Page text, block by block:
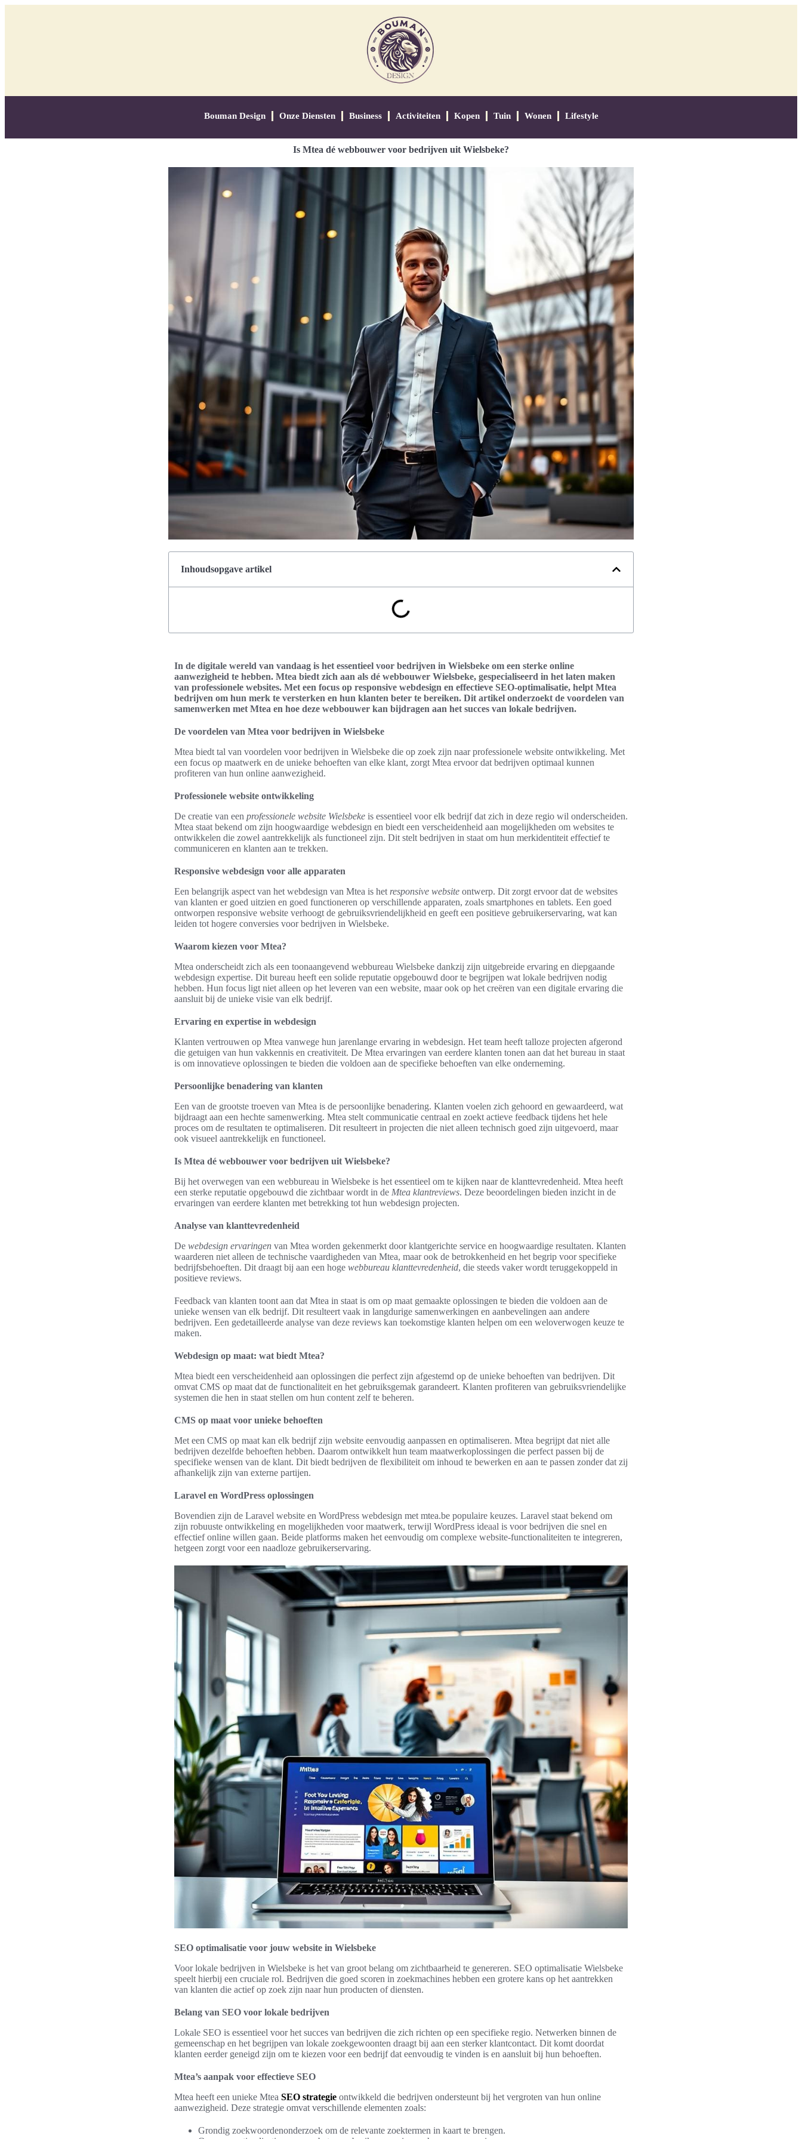
Bouman Design Onze Diensten Business Activiteiten Kopen Tuin Wonen Lifestyle
Is Mtea dé webbouwer voor bedrijven uit Wielsbeke?
Inhoudsopgave artikel
In de digitale wereld van vandaag is het essentieel voor bedrijven in Wielsbeke om een sterke online
aanwezigheid te hebben. Mtea biedt zich aan als dé webbouwer Wielsbeke, gespecialiseerd in het laten maken
van professionele websites. Met een focus op responsive webdesign en effectieve SEO-optimalisatie, helpt Mtea
bedrijven om hun merk te versterken en hun klanten beter te bereiken. Dit artikel onderzoekt de voordelen van
samenwerken met Mtea en hoe deze webbouwer kan bijdragen aan het succes van lokale bedrijven.
De voordelen van Mtea voor bedrijven in Wielsbeke
Mtea biedt tal van voordelen voor bedrijven in Wielsbeke die op zoek zijn naar professionele website ontwikkeling. Met
een focus op maatwerk en de unieke behoeften van elke klant, zorgt Mtea ervoor dat bedrijven optimaal kunnen
profiteren van hun online aanwezigheid.
Professionele website ontwikkeling
De creatie van een professionele website Wielsbeke is essentieel voor elk bedrijf dat zich in deze regio wil onderscheiden.
Mtea staat bekend om zijn hoogwaardige webdesign en biedt een verscheidenheid aan mogelijkheden om websites te
ontwikkelen die zowel aantrekkelijk als functioneel zijn. Dit stelt bedrijven in staat om hun merkidentiteit effectief te
communiceren en klanten aan te trekken.
Responsive webdesign voor alle apparaten
Een belangrijk aspect van het webdesign van Mtea is het responsive website ontwerp. Dit zorgt ervoor dat de websites
van klanten er goed uitzien en goed functioneren op verschillende apparaten, zoals smartphones en tablets. Een goed
ontworpen responsive website verhoogt de gebruiksvriendelijkheid en geeft een positieve gebruikerservaring, wat kan
leiden tot hogere conversies voor bedrijven in Wielsbeke.
Waarom kiezen voor Mtea?
Mtea onderscheidt zich als een toonaangevend webbureau Wielsbeke dankzij zijn uitgebreide ervaring en diepgaande
webdesign expertise. Dit bureau heeft een solide reputatie opgebouwd door te begrijpen wat lokale bedrijven nodig
hebben. Hun focus ligt niet alleen op het leveren van een website, maar ook op het creëren van een digitale ervaring die
aansluit bij de unieke visie van elk bedrijf.
Ervaring en expertise in webdesign
Klanten vertrouwen op Mtea vanwege hun jarenlange ervaring in webdesign. Het team heeft talloze projecten afgerond
die getuigen van hun vakkennis en creativiteit. De Mtea ervaringen van eerdere klanten tonen aan dat het bureau in staat
is om innovatieve oplossingen te bieden die voldoen aan de specifieke behoeften van elke onderneming.
Persoonlijke benadering van klanten
Een van de grootste troeven van Mtea is de persoonlijke benadering. Klanten voelen zich gehoord en gewaardeerd, wat
bijdraagt aan een hechte samenwerking. Mtea stelt communicatie centraal en zoekt actieve feedback tijdens het hele
proces om de resultaten te optimaliseren. Dit resulteert in projecten die niet alleen technisch goed zijn uitgevoerd, maar
ook visueel aantrekkelijk en functioneel.
Is Mtea dé webbouwer voor bedrijven uit Wielsbeke?
Bij het overwegen van een webbureau in Wielsbeke is het essentieel om te kijken naar de klanttevredenheid. Mtea heeft
een sterke reputatie opgebouwd die zichtbaar wordt in de Mtea klantreviews. Deze beoordelingen bieden inzicht in de
ervaringen van eerdere klanten met betrekking tot hun webdesign projecten.
Analyse van klanttevredenheid
De webdesign ervaringen van Mtea worden gekenmerkt door klantgerichte service en hoogwaardige resultaten. Klanten
waarderen niet alleen de technische vaardigheden van Mtea, maar ook de betrokkenheid en het begrip voor specifieke
bedrijfsbehoeften. Dit draagt bij aan een hoge webbureau klanttevredenheid, die steeds vaker wordt teruggekoppeld in
positieve reviews.
Feedback van klanten toont aan dat Mtea in staat is om op maat gemaakte oplossingen te bieden die voldoen aan de
unieke wensen van elk bedrijf. Dit resulteert vaak in langdurige samenwerkingen en aanbevelingen aan andere
bedrijven. Een gedetailleerde analyse van deze reviews kan toekomstige klanten helpen om een weloverwogen keuze te
maken.
Webdesign op maat: wat biedt Mtea?
Mtea biedt een verscheidenheid aan oplossingen die perfect zijn afgestemd op de unieke behoeften van bedrijven. Dit
omvat CMS op maat dat de functionaliteit en het gebruiksgemak garandeert. Klanten profiteren van gebruiksvriendelijke
systemen die hen in staat stellen om hun content zelf te beheren.
CMS op maat voor unieke behoeften
Met een CMS op maat kan elk bedrijf zijn website eenvoudig aanpassen en optimaliseren. Mtea begrijpt dat niet alle
bedrijven dezelfde behoeften hebben. Daarom ontwikkelt hun team maatwerkoplossingen die perfect passen bij de
specifieke wensen van de klant. Dit biedt bedrijven de flexibiliteit om inhoud te bewerken en aan te passen zonder dat zij
afhankelijk zijn van externe partijen.
Laravel en WordPress oplossingen
Bovendien zijn de Laravel website en WordPress webdesign met mtea.be populaire keuzes. Laravel staat bekend om
zijn robuuste ontwikkeling en mogelijkheden voor maatwerk, terwijl WordPress ideaal is voor bedrijven die snel en
effectief online willen gaan. Beide platforms maken het eenvoudig om complexe website-functionaliteiten te integreren,
hetgeen zorgt voor een naadloze gebruikerservaring.
SEO optimalisatie voor jouw website in Wielsbeke
Voor lokale bedrijven in Wielsbeke is het van groot belang om zichtbaarheid te genereren. SEO optimalisatie Wielsbeke
speelt hierbij een cruciale rol. Bedrijven die goed scoren in zoekmachines hebben een grotere kans op het aantrekken
van klanten die actief op zoek zijn naar hun producten of diensten.
Belang van SEO voor lokale bedrijven
Lokale SEO is essentieel voor het succes van bedrijven die zich richten op een specifieke regio. Netwerken binnen de
gemeenschap en het begrijpen van lokale zoekgewoonten draagt bij aan een sterker klantcontact. Dit komt doordat
klanten eerder geneigd zijn om te kiezen voor een bedrijf dat eenvoudig te vinden is en aansluit bij hun behoeften.
Mtea’s aanpak voor effectieve SEO
Mtea heeft een unieke Mtea SEO strategie ontwikkeld die bedrijven ondersteunt bij het vergroten van hun online
aanwezigheid. Deze strategie omvat verschillende elementen zoals:
Grondig zoekwoordenonderzoek om de relevante zoektermen in kaart te brengen.